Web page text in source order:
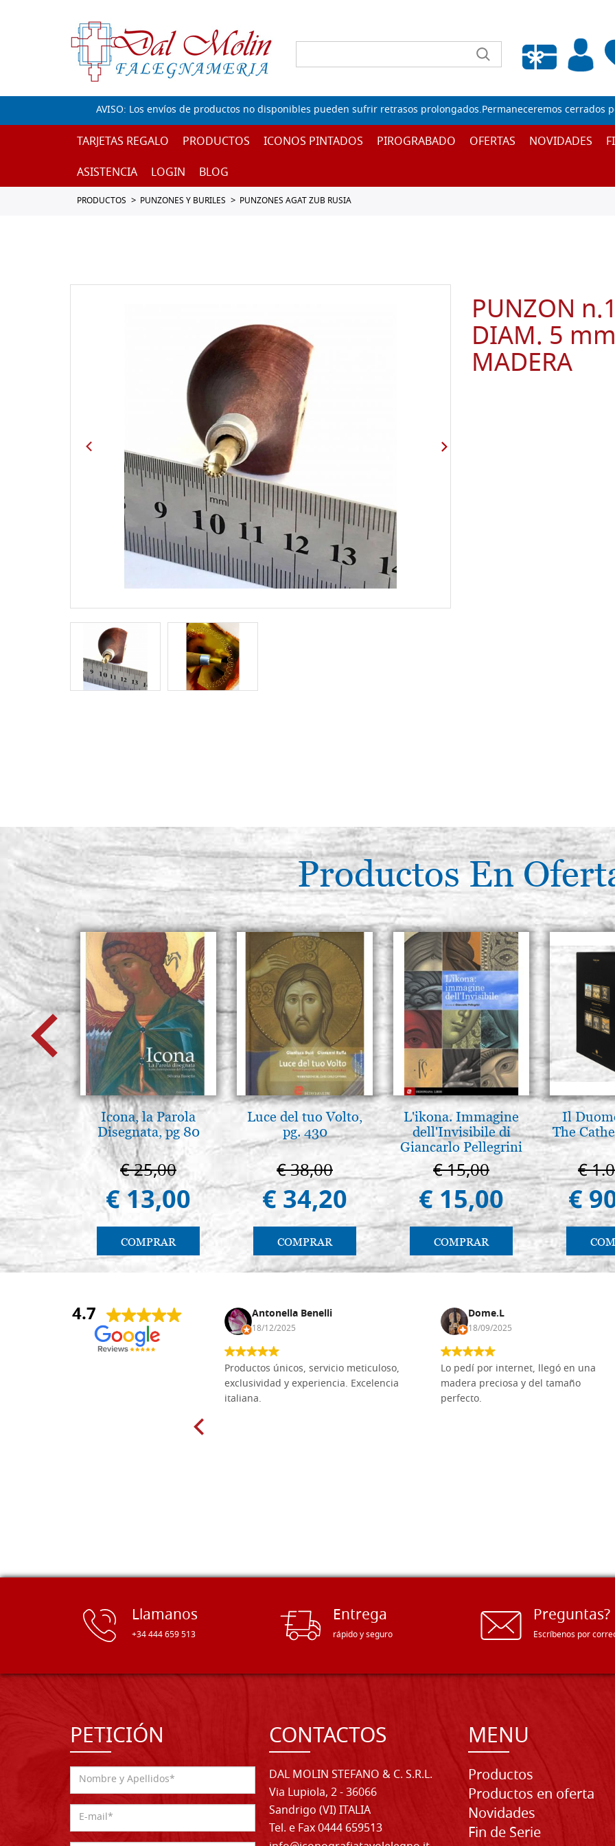
Lista de deseos vacía
AVISO: Los envíos de productos no disponibles pueden sufrir retrasos prolongados.Permaneceremos cerrados
TARJETAS REGALO PRODUCTOS ICONOS PINTADOS PIROGRABADO OFERTAS NOVIDADES
ASISTENCIA
LOGIN BLOG
PRODUCTOS PUNZONES Y BURILES PUNZONES AGAT ZUB RUSIA
PUNZON
DIAM. 5
MADERA
Productos En
Icona, la Parola
Disegnata, pg 80
€ 25,00
€ 13,00
COMPRAR
Luce del tuo Volto,
pg. 430
€ 38,00
€ 34,20
COMPRAR
L'ikona. Immagine
dell'Invisibile di
Giancarlo Pellegrini
€ 15,00
€ 15,00
COMPRAR
Il
The
€
€
4.7
Anna Maria Negri Antonella Benelli
18/12/2025
Productos únicos, servicio meticuloso,
exclusividad y experiencia. Excelencia
italiana.
Dome.L
18/09/2025
Lo pedí por internet, llegó en una
madera preciosa y del tamaño
perfecto.
Llamanos
+34 444 659 513
Entrega
rápido y seguro
Preguntas?
Escríbenos por
PETICIÓN CONTACTOS
DAL MOLIN STEFANO & C. S.R.L.
Via Lupiola, 2 - 36066
Sandrigo (VI) ITALIA
Tel. e Fax 0444 659513
MENU
Productos
Productos en oferta
Novidades
Fin de Serie